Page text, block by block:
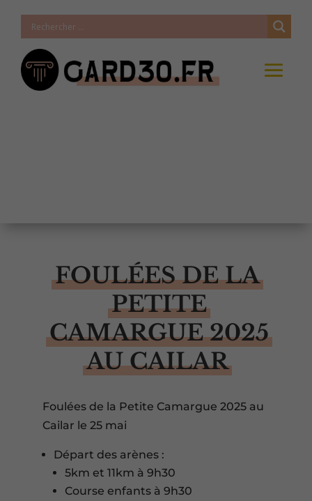
FOULÉES DE LA
PETITE
CAMARGUE 2025
AU CAILAR
Foulées de la Petite Camargue 2025 au
Cailar le 25 mai
Départ des arènes :
5km et 11km à 9h30
Course enfants à 9h30